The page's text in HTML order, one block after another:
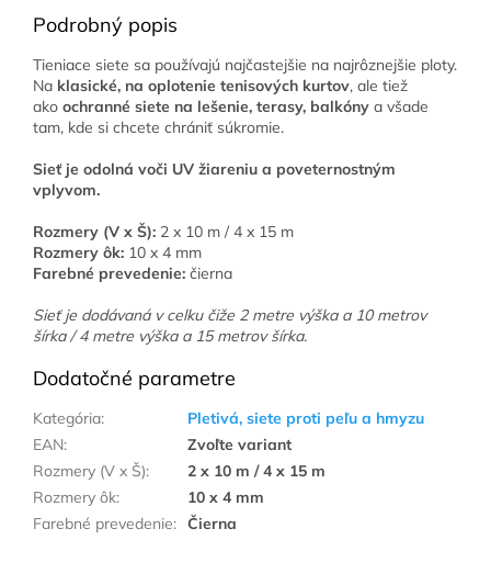
Podrobný popis
Tieniace siete sa používajú najčastejšie na najrôznejšie ploty.
Na klasické, na oplotenie tenisových kurtov, ale tiež
ako ochranné siete na lešenie, terasy, balkóny a všade
tam, kde si chcete chrániť súkromie.
Sieť je odolná voči UV žiareniu a poveternostným
vplyvom.
Rozmery (V x Š): 2 x 10 m / 4 x 15 m
Rozmery ôk: 10 x 4 mm
Farebné prevedenie: čierna
Sieť je dodávaná v celku čiže 2 metre výška a 10 metrov
šírka / 4 metre výška a 15 metrov šírka.
Dodatočné parametre
Kategória:
Pletivá, siete proti peľu a hmyzu
EAN:
Zvoľte variant
Rozmery (V x Š):
2 x 10 m / 4 x 15 m
Rozmery ôk:
10 x 4 mm
Farebné prevedenie: Čierna